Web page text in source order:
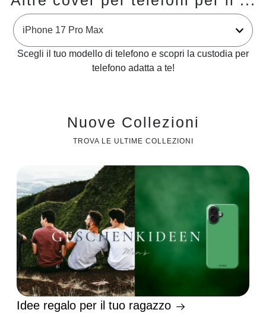
Scegli il tuo modello di telefono e scopri la custodia per
telefono adatta a te!
Nuove Collezioni
TROVA LE ULTIME COLLEZIONI
Idee regalo per il tuo ragazzo